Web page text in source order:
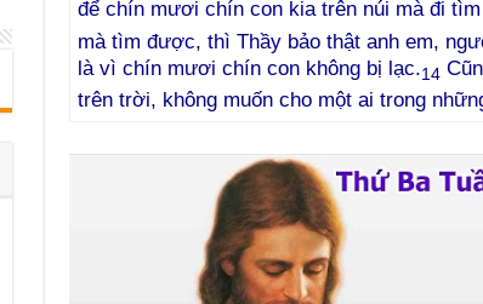
để chín mươi chín con kia trên núi mà đi
mà tìm được, thì Thầy bảo thật anh em,
là vì chín mươi chín con không bị lạc.14
trên trời, không muốn cho một ai trong